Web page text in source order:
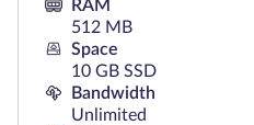
RAM
512 MB
Space
10 GB SSD
Bandwidth
Unlimited